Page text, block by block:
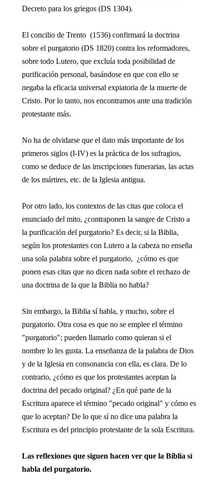
Decreto para los griegos (DS 1304).
El concilio de Trento (1536) confirmará la doctrina
sobre el purgatorio (DS 1820) contra los reformadores,
sobre todo Lutero, que excluía toda posibilidad de
purificación personal, basándose en que con ello se
negaba la eficacia universal expiatoria de la muerte de
Cristo. Por lo tanto, nos encontramos ante una tradición
protestante más.
No ha de olvidarse que el dato más importante de los
primeros siglos (I-IV) es la práctica de los sufragios,
como se deduce de las inscripciones funerarias, las actas
de los mártires, etc. de la Iglesia antigua.
Por otro lado, los contextos de las citas que coloca el
enunciado del mito, ¿contraponen la sangre de Cristo a
la purificación del purgatorio? Es decir, si la Biblia,
según los protestantes con Lutero a la cabeza no enseña
una sola palabra sobre el purgatorio, ¿cómo es que
ponen esas citas que no dicen nada sobre el rechazo de
una doctrina de la que la Biblia no habla?
Sin embargo, la Biblia sí habla, y mucho, sobre el
purgatorio. Otra cosa es que no se emplee el término
"purgatorio"; pueden llamarlo como quieran si el
nombre lo les gusta. La enseñanza de la palabra de Dios
y de la Iglesia en consonancia con ella, es clara. De lo
contrario, ¿cómo es que los protestantes aceptan la
doctrina del pecado original? ¿En qué parte de la
Escritura aparece el término "pecado original" y cómo es
que lo aceptan? De lo que sí no dice una palabra la
Escritura es del principio protestante de la sola Escritura.
Las reflexiones que siguen hacen ver que la Biblia sí
habla del purgatorio.